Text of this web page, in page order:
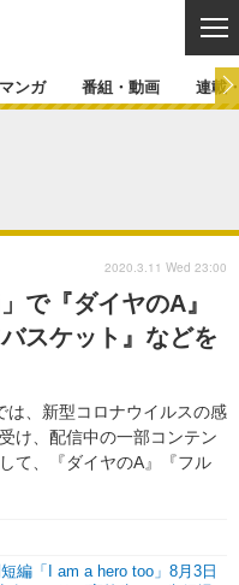
マンガ
イベント
新帝スタ
カバー
連載一覧
ラジオ
ンガ 番組・動画 連載
で『ダイヤのA』
スケット』などを
、新型コロナウイルスの感
け、配信中の⼀部コンテン
て、『ダイヤのA』『フル
編「I am a hero too」8月3日
2020.3.11 Wed 23:00